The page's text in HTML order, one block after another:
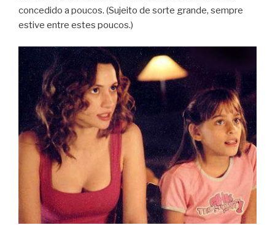
concedido a poucos. (Sujeito de sorte grande, sempre
estive entre estes poucos.)